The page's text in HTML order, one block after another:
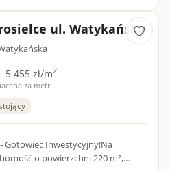
ul. Watykańska
5 455 zł/m2
cena za metr
Gotowiec Inwestycyjny!Na
o powierzchni 220 m²,